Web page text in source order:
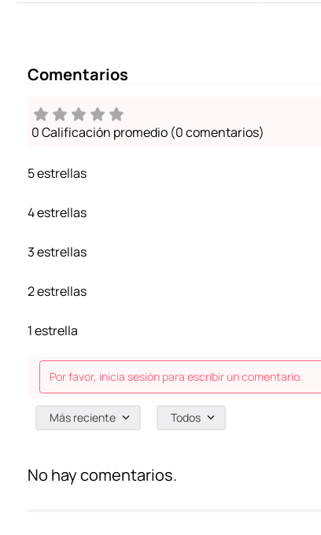
Comentarios
0 Calificación promedio (0 comentarios)
5 estrellas
4 estrellas
3 estrellas
2 estrellas
1 estrella
Por favor, inicia sesión para escribir un comentario.
Más reciente Todos
No hay comentarios.